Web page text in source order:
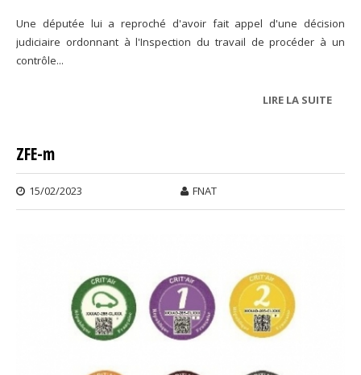
Une députée lui a reproché d'avoir fait appel d'une décision
judiciaire ordonnant à l'Inspection du travail de procéder à un
contrôle...
LIRE LA SUITEDE
ZFE-m
15/02/2023 FNAT